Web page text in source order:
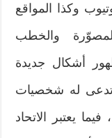
وكذا المواقع
والخطب
أشكال جديدة
تدعى له شخصيات
يعتبر الاتحاد